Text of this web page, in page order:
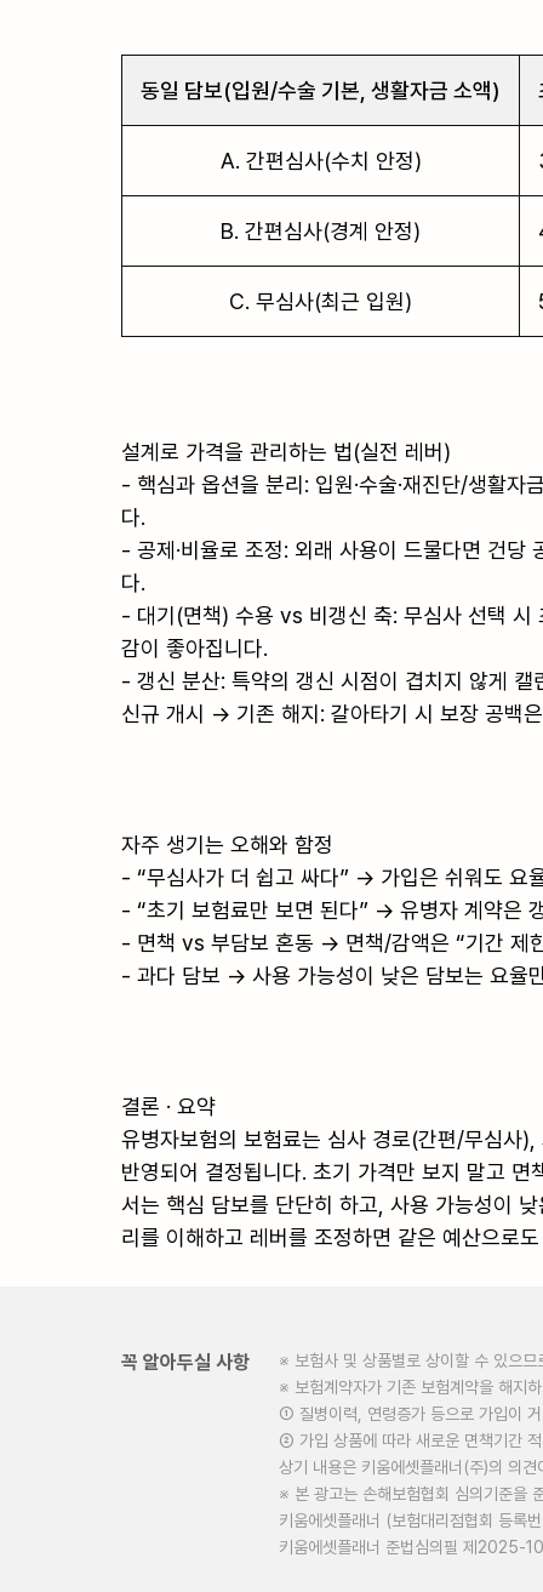
동일 담보(입원/수술 기본, 생활자금 소액)
A. 간편심사(수치 안정)
B. 간편심사(경계 안정)
C. 무심사(최근 입원)
설계로 가격을 관리하는 법(실전 레버)
- 핵심과 옵션을 분리: 입원·수술·재진단/생활
다.
- 공제·비율로 조정: 외래 사용이 드물다면 건당
다.
- 대기(면책) 수용 vs 비갱신 축: 무심사 선택 시
감이 좋아집니다.
- 갱신 분산: 특약의 갱신 시점이 겹치지 않게
신규 개시 → 기존 해지: 갈아타기 시 보장 공백
자주 생기는 오해와 함정
- “무심사가 더 쉽고 싸다” → 가입은 쉬워도
- “초기 보험료만 보면 된다” → 유병자 계약은
- 면책 vs 부담보 혼동 → 면책/감액은 “기간 제
- 과다 담보 → 사용 가능성이 낮은 담보는 요율
결론 · 요약
유병자보험의 보험료는 심사 경로(간편/무심사
반영되어 결정됩니다. 초기 가격만 보지 말고 면
서는 핵심 담보를 단단히 하고, 사용 가능성이
리를 이해하고 레버를 조정하면 같은 예산으로
꼭 알아두실 사항
※ 보험사 및 상품별로 상이할 수 있으
※ 보험계약자가 기존 보험계약을 해지
① 질병이력, 연령증가 등으로 가입이
② 가입 상품에 따라 새로운 면책기간
상기 내용은 키움에셋플래너(주)의 의
※ 본 광고는 손해보험협회 심의기준을
키움에셋플래너 (보험대리점협회 등
키움에셋플래너 준법심의필 제